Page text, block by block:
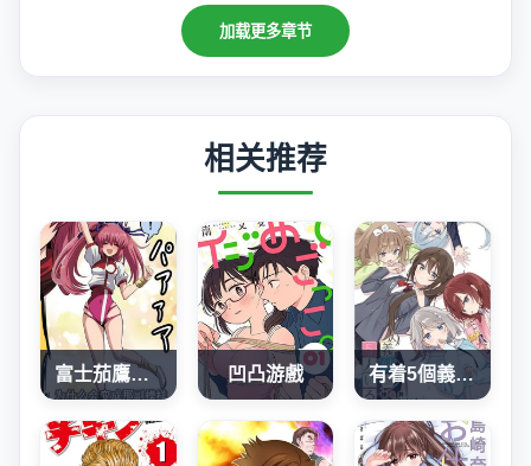
加载更多章节
相关推荐
富士茄鷹老師的推特短篇 凹凸游戲 有着5個義妹的我